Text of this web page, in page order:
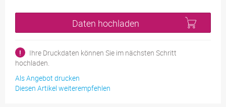
Daten hochladen
!
Ihre Druckdaten können Sie im nächsten Schritt
hochladen.
Als Angebot drucken
Diesen Artikel weiterempfehlen